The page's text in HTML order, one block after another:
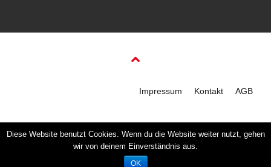
Diese Website benutzt Cookies. Wenn du die Website weiter nutzt, gehen
wir von deinem Einverständnis aus.
OK
Impressum Kontakt AGB